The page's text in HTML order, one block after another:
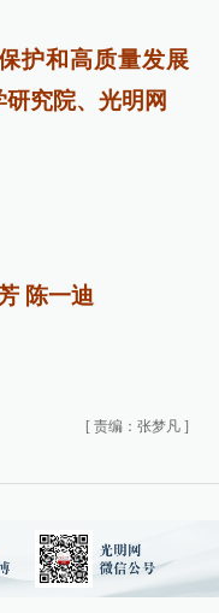
护和高质量发展
究院、光明网
陈一迪
[ 责编：张梦凡 ]